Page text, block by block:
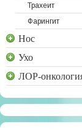
Трахеит
Фарингит
Нос
Ухо
ЛОР-